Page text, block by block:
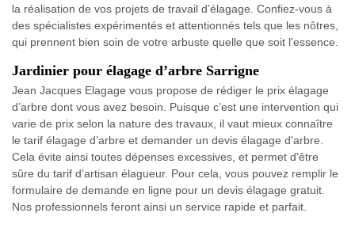
la réalisation de vos projets de travail d’élagage. Confiez-vous à
des spécialistes expérimentés et attentionnés tels que les nôtres,
qui prennent bien soin de votre arbuste quelle que soit l'essence.
Jardinier pour élagage d’arbre Sarrigne
Jean Jacques Elagage vous propose de rédiger le prix élagage
d’arbre dont vous avez besoin. Puisque c’est une intervention qui
varie de prix selon la nature des travaux, il vaut mieux connaître
le tarif élagage d’arbre et demander un devis élagage d'arbre.
Cela évite ainsi toutes dépenses excessives, et permet d'être
sûre du tarif d’artisan élagueur. Pour cela, vous pouvez remplir le
formulaire de demande en ligne pour un devis élagage gratuit.
Nos professionnels feront ainsi un service rapide et parfait.